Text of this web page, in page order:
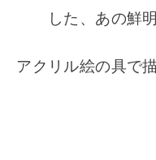
した、あの鮮
アクリル絵の具で